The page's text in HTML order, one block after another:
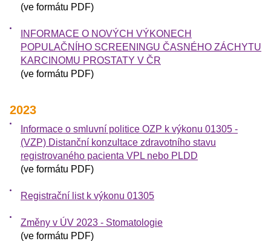
(ve formátu PDF)
INFORMACE O NOVÝCH VÝKONECH
POPULAČNÍHO SCREENINGU ČASNÉHO ZÁCHYTU
KARCINOMU PROSTATY V ČR
(ve formátu PDF)
2023
Informace o smluvní politice OZP k výkonu 01305 -
(VZP) Distanční konzultace zdravotního stavu
registrovaného pacienta VPL nebo PLDD
(ve formátu PDF)
Registrační list k výkonu 01305
Změny v ÚV 2023 - Stomatologie
(ve formátu PDF)